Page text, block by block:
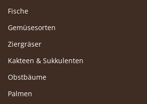
Fische
Gemüsesorten
Ziergräser
Kakteen & Sukkulenten
Obstbäume
Palmen